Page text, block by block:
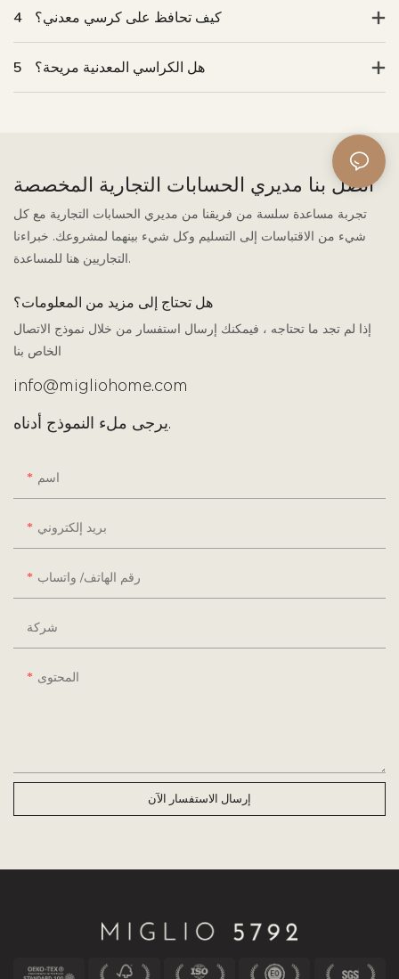
4 كيف تحافظ على كرسي معدني؟
5 هل الكراسي المعدنية مريحة؟
اتصل بنا مديري الحسابات التجارية المخصصة
تجربة مساعدة سلسة من فريقنا من مديري الحسابات التجارية مع كل
شيء من الاقتباسات إلى التسليم وكل شيء بينهما لمشروعك. خبراءنا
التجاريين هنا للمساعدة.
هل تحتاج إلى مزيد من المعلومات؟
إذا لم تجد ما تحتاجه ، فيمكنك إرسال استفسار من خلال نموذج الاتصال
الخاص بنا
info@migliohome.com
يرجى ملء النموذج أدناه.
اسم
بريد إلكتروني
رقم الهاتف/ واتساب
شركة
المحتوى
إرسال الاستفسار الآن